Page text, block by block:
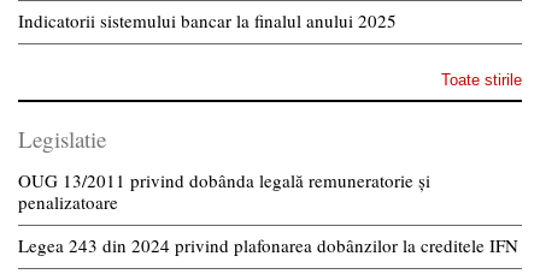
Indicatorii sistemului bancar la finalul anului 2025
Toate stirile
Legislatie
OUG 13/2011 privind dobânda legală remuneratorie și
penalizatoare
Legea 243 din 2024 privind plafonarea dobânzilor la creditele IFN